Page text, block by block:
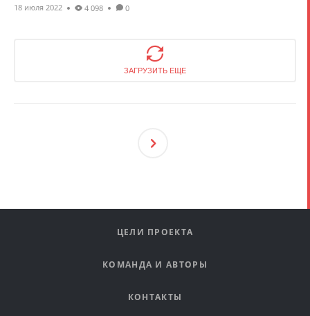
18 июля 2022 4 098 0
ЗАГРУЗИТЬ ЕЩЕ
Ующ
ЦЕЛИ ПРОЕКТА
КОМАНДА И АВТОРЫ
КОНТАКТЫ